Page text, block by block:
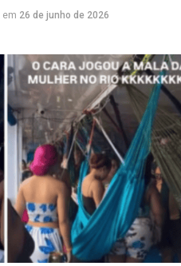
em 26 de junho de 2026